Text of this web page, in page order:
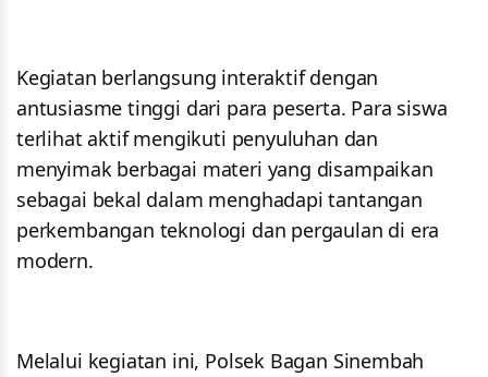
Kegiatan berlangsung interaktif dengan
antusiasme tinggi dari para peserta. Para siswa
terlihat aktif mengikuti penyuluhan dan
menyimak berbagai materi yang disampaikan
sebagai bekal dalam menghadapi tantangan
perkembangan teknologi dan pergaulan di era
modern.
Melalui kegiatan ini, Polsek Bagan Sinembah